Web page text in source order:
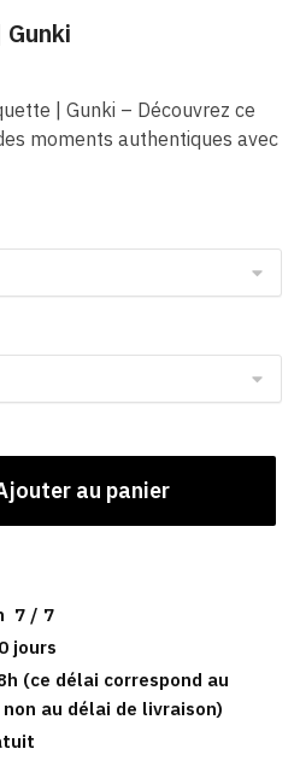
| Gunki – Découvrez ce
moments authentiques avec
au panier
7 / 7
jours
(ce délai correspond au
au délai de livraison)